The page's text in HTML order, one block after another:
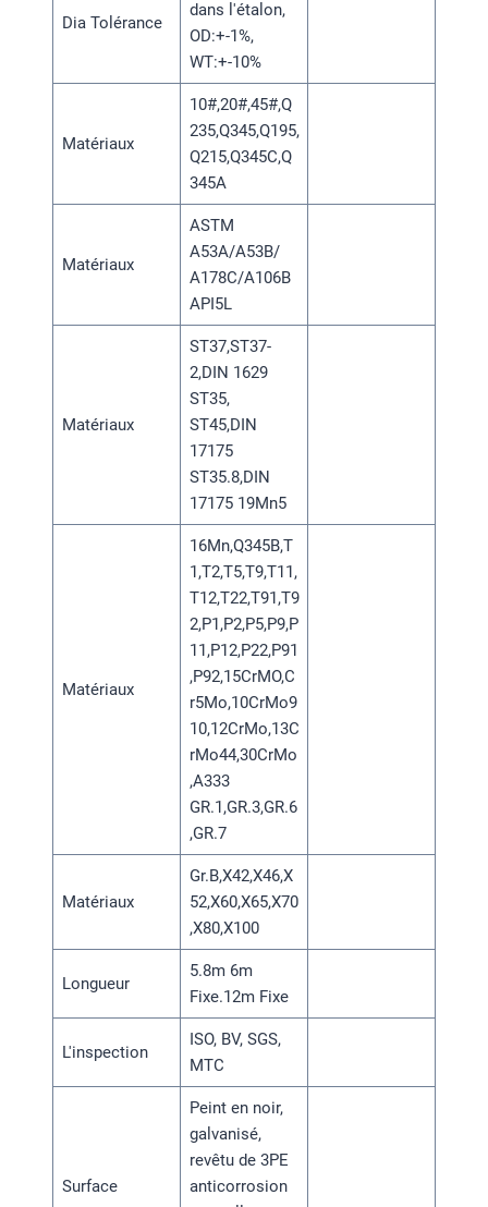
Dia Tolérance
dans l'étalon,
OD:+-1%,
WT:+-10%
Matériaux
10#,20#,45#,Q
235,Q345,Q195,
Q215,Q345C,Q
345A
Matériaux
ASTM
A53A/A53B/
A178C/A106B
API5L
Matériaux
ST37,ST37-
2,DIN 1629
ST35,
ST45,DIN
17175
ST35.8,DIN
17175 19Mn5
Matériaux
16Mn,Q345B,T
1,T2,T5,T9,T11,
T12,T22,T91,T9
2,P1,P2,P5,P9,P
11,P12,P22,P91
,P92,15CrMO,C
r5Mo,10CrMo9
10,12CrMo,13C
rMo44,30CrMo
,A333
GR.1,GR.3,GR.6
,GR.7
Matériaux
Gr.B,X42,X46,X
52,X60,X65,X70
,X80,X100
Longueur
5.8m 6m
Fixe.12m Fixe
L'inspection
ISO, BV, SGS,
MTC
Surface
Peint en noir,
galvanisé,
revêtu de 3PE
anticorrosion